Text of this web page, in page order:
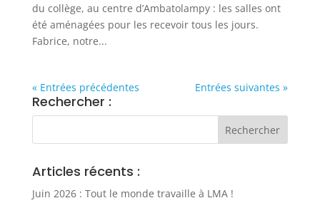
du collège, au centre d’Ambatolampy : les salles ont
été aménagées pour les recevoir tous les jours.
Fabrice, notre...
« Entrées précédentes Entrées suivantes »
Rechercher :
Articles récents :
Juin 2026 : Tout le monde travaille à LMA !